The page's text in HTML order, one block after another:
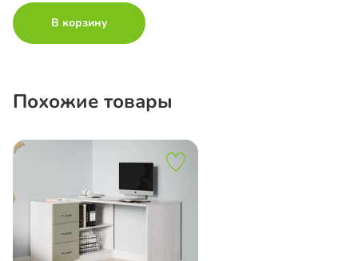
В корзину
Похожие товары